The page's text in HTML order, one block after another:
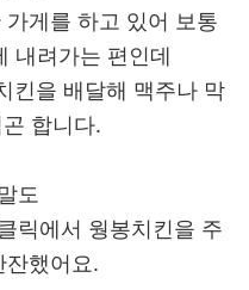
게를 하고 있어 보통
내려가는 편인데
킨을 배달해 맥주나 막
합니다.
도
릭에서 웡봉치킨을 주
잔했어요.